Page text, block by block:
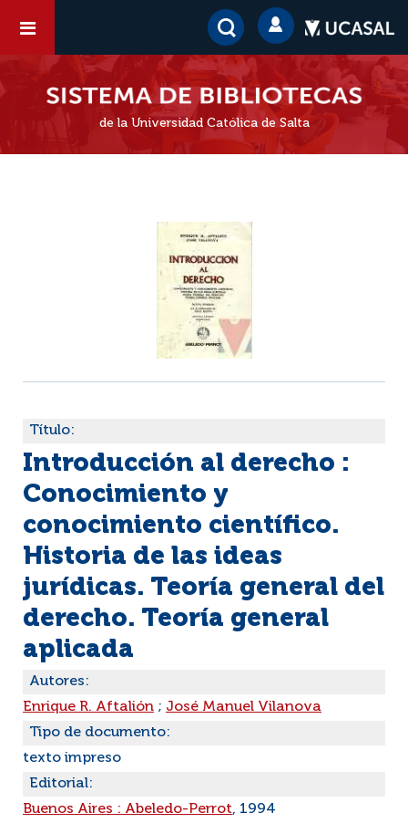
de la Universidad Católica de Salta
Título:
Introducción al derecho :
Conocimiento y
conocimiento científico.
Historia de las ideas
jurídicas. Teoría general del
derecho. Teoría general
aplicada
Autores:
Enrique R. Aftalión ; José Manuel Vilanova
Tipo de documento:
texto impreso
Editorial:
Buenos Aires : Abeledo-Perrot, 1994